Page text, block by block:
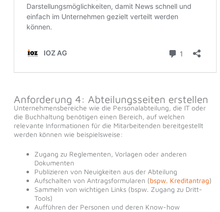
Anforderung 4: Abteilungsseiten erstellen
Unternehmensbereiche wie die Personalabteilung, die IT oder
die Buchhaltung benötigen einen Bereich, auf welchen
relevante Informationen für die Mitarbeitenden bereitgestellt
werden können wie beispielsweise:
Zugang zu Reglementen, Vorlagen oder anderen
Dokumenten
Publizieren von Neuigkeiten aus der Abteilung
Aufschalten von Antragsformularen (bspw. Kreditantrag)
Sammeln von wichtigen Links (bspw. Zugang zu Dritt-
Tools)
Aufführen der Personen und deren Know-how